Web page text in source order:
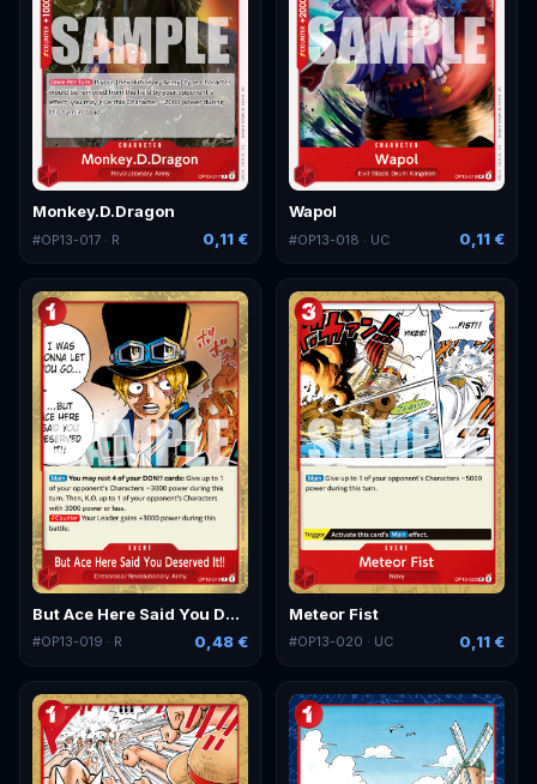
Monkey.D.Dragon
#OP13-017 · R 0,11 €
Wapol
#OP13-018 · UC 0,11 €
But Ace Here Said You Deserved It!!
#OP13-019 · R 0,48 €
Meteor Fist
#OP13-020 · UC 0,11 €